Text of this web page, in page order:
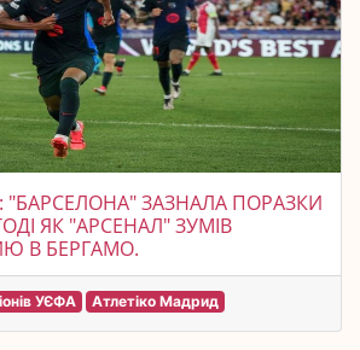
"БАРСЕЛОНА" ЗАЗНАЛА ПОРАЗКИ
ЯК "АРСЕНАЛ" ЗУМІВ
В БЕРГАМО.
УЄФА Атлетіко Мадрид